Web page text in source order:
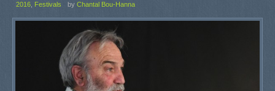
2016, Festivals by Chantal Bou-Hanna